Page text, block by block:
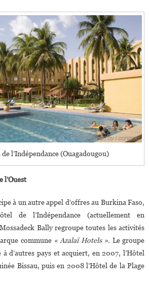
l’Indépendance (Ouagadougou)
l’Ouest
à un autre appel d’offres au Burkina Faso,
de l’Indépendance (actuellement en
Bally regroupe toutes les activités
commune « Azalaï Hotels ». Le groupe
à d’autres pays et acquiert, en 2007, l’Hôtel
Bissau, puis en 2008 l’Hôtel de la Plage